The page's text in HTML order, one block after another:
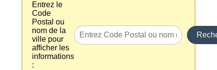
Entrez le
Code
Postal ou
nom de la
ville pour
afficher les
informations
: